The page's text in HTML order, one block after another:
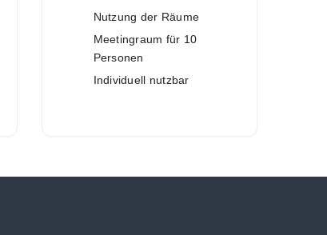
Nutzung der Räume
Meetingraum für 10
Personen
Individuell nutzbar